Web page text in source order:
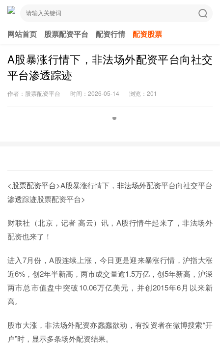
网站首页 股票配资平台 配资行情 配资股票
A股暴涨行情下，非法场外配资平台向社交
平台渗透踪迹
作者：股票配资平台 时间：2026-05-14 浏览：201
<股票配资平台>A股暴涨行情下， 非法场外配资平台向社交平台
渗透踪迹股票配资平台>
财联社（北京，记者 高云）讯，A股行情牛起来了，非法场外
配资也来了！
进入7月份，A股连续上涨，今日更是迎来暴涨行情，沪指大涨
近6%，创2年半新高，两市成交量逾1.5万亿，创5年新高，沪深
两市总市值盘中突破10.06万亿美元，并创2015年6月以来新
高。
股市大涨，非法场外配资亦蠢蠢欲动，有投资者在微博搜索“开
户”时，显示多条场外配资结果。